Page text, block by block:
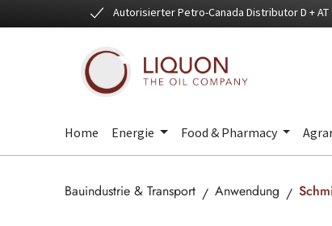
Hauptinhalt springen
Zur Suche springen
Zur Hauptnavigation springenAutorisierter Petro-Canada Distributor D + AT
Home Energie Food & Pharmacy
Bauindustrie & Transport Anwendung